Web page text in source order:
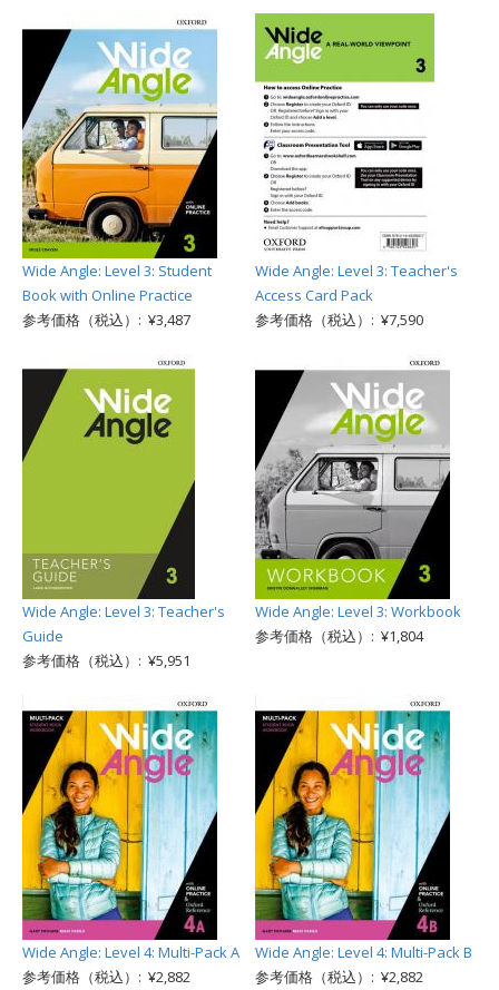
Wide Angle: Level 3: Student
Book with Online Practice
参考価格（税込）: ¥3,487
Wide Angle: Level 3: Teacher's
Access Card Pack
参考価格（税込）: ¥7,590
Wide Angle: Level 3: Teacher's
Guide
参考価格（税込）: ¥5,951
Wide Angle: Level 3: Workbook
参考価格（税込）: ¥1,804
Wide Angle: Level 4: Multi-Pack A
参考価格（税込）: ¥2,882
Wide Angle: Level 4: Multi-Pack B
参考価格（税込）: ¥2,882